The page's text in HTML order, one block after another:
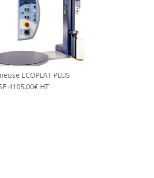
ECOPLAT PLUS
4105,00€ HT